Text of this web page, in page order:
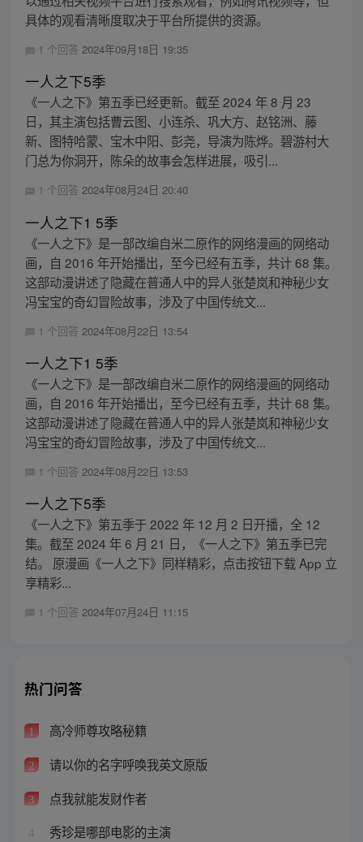
具体的观看清晰度取决于平台所提供的资源。
1 个回答 2024年09月18日 19:35
一人之下5季
《一人之下》第五季已经更新。截至 2024 年 8 月 23
日，其主演包括曹云图、小连杀、巩大方、赵铭洲、藤
新、图特哈蒙、宝木中阳、彭尧，导演为陈烨。碧游村大
门总为你洞开，陈朵的故事会怎样进展，吸引...
1 个回答 2024年08月24日 20:40
一人之下1 5季
《一人之下》是一部改编自米二原作的网络漫画的网络动
画，自 2016 年开始播出，至今已经有五季，共计 68 集。
这部动漫讲述了隐藏在普通人中的异人张楚岚和神秘少女
冯宝宝的奇幻冒险故事，涉及了中国传统文...
1 个回答 2024年08月22日 13:54
一人之下1 5季
《一人之下》是一部改编自米二原作的网络漫画的网络动
画，自 2016 年开始播出，至今已经有五季，共计 68 集。
这部动漫讲述了隐藏在普通人中的异人张楚岚和神秘少女
冯宝宝的奇幻冒险故事，涉及了中国传统文...
1 个回答 2024年08月22日 13:53
一人之下5季
《一人之下》第五季于 2022 年 12 月 2 日开播，全 12
集。截至 2024 年 6 月 21 日，《一人之下》第五季已完
结。 原漫画《一人之下》同样精彩，点击按钮下载 App 立
享精彩...
1 个回答 2024年07月24日 11:15
热门问答
1 高冷师尊攻略秘籍
2 请以你的名字呼唤我英文原版
3 点我就能发财作者
4 秀珍是哪部电影的主演